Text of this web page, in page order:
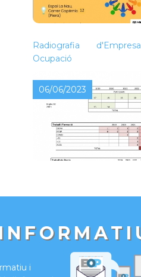
06/06/2023
Radiografia
Ocupació
i